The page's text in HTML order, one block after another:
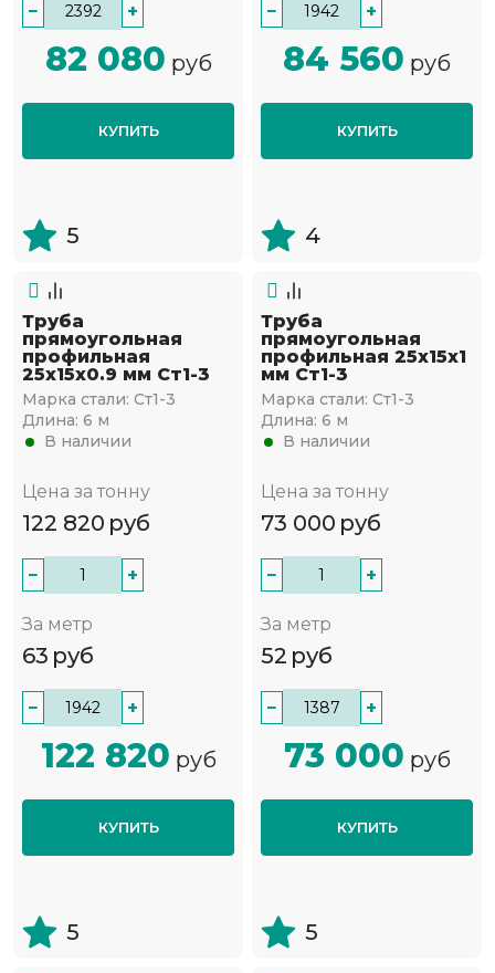
− +
82 080 руб
КУПИТЬ
5
− +
84 560 руб
КУПИТЬ
4
Труба
прямоугольная
профильная
25х15х0.9 мм Ст1-3
Марка стали: Ст1-3
Длина: 6 м
В наличии
Цена за тонну
122 820 руб
− +
За метр
63 руб
− +
122 820 руб
КУПИТЬ
5
Труба
прямоугольная
профильная 25х15х1
мм Ст1-3
Марка стали: Ст1-3
Длина: 6 м
В наличии
Цена за тонну
73 000 руб
− +
За метр
52 руб
− +
73 000 руб
КУПИТЬ
5